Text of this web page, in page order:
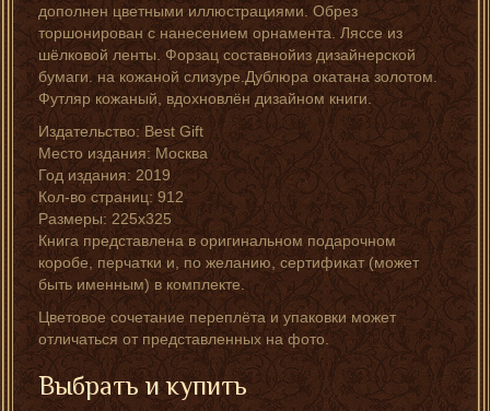
дополнен цветными иллюстрациями. Обрез
торшонирован с нанесением орнамента. Ляссе из
шёлковой ленты. Форзац составнойиз дизайнерской
бумаги. на кожаной слизуре.Дублюра окатана золотом.
Футляр кожаный, вдохновлён дизайном книги.
Издательство: Best Gift
Место издания: Москва
Год издания: 2019
Кол-во страниц: 912
Размеры: 225х325
Книга представлена в оригинальном подарочном
коробе, перчатки и, по желанию, сертификат (может
быть именным) в комплекте.
Цветовое сочетание переплёта и упаковки может
отличаться от представленных на фото.
Выбрать и купить